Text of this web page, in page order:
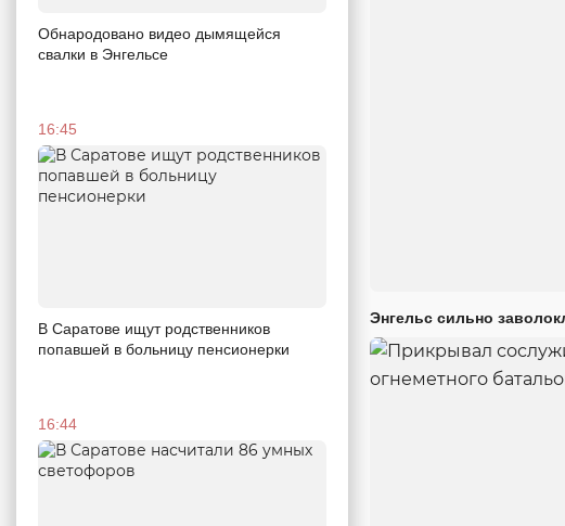
Обнародовано видео дымящейся
свалки в Энгельсе
16:45
В Саратове ищут родственников
попавшей в больницу пенсионерки
16:44
Энгельс сильно